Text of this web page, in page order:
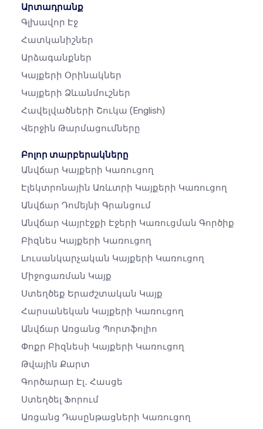
Արտադրանք
Գլխավոր Էջ
Հատկանիշներ
Արձագանքներ
Կայքերի Օրինակներ
Կայքերի Ձևանմուշներ
Հավելվածների Շուկա (English)
Վերջին Թարմացումները
Բոլոր տարբերակները
Անվճար Կայքերի Կառուցող
Էլեկտրոնային Առևտրի Կայքերի Կառուցող
Անվճար Դոմեյնի Գրանցում
Անվճար Վայրէջքի Էջերի Կառուցման Գործիք
Բիզնես Կայքերի Կառուցող
Լուսանկարչական Կայքերի Կառուցող
Միջոցառման Կայք
Ստեղծեք Երաժշտական ​​կայք
Հարսանեկան Կայքերի Կառուցող
Անվճար Առցանց Պորտֆոլիո
Փոքր Բիզնեսի Կայքերի Կառուցող
Թվային Քարտ
Գործարար Էլ․ Հասցե
Ստեղծել Ֆորում
Առցանց Դասընթացների Կառուցող